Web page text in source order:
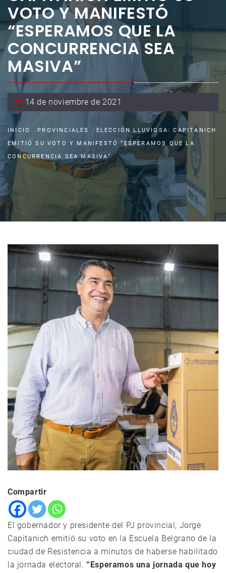
VOTO Y MANIFESTÓ
“ESPERAMOS QUE LA
CONCURRENCIA SEA
MASIVA”
14 de noviembre de 2021
INICIO PROVINCIALES
ELECCIÓN LLUVIOSA: CAPITANICH
EMITIÓ SU VOTO Y MANIFESTÓ “ESPERAMOS QUE LA
CONCURRENCIA SEA MASIVA”
Compartir
El gobernador y presidente del PJ provincial, Jorge
Capitanich emitió su voto en la Escuela Belgrano de la
ciudad de Resistencia a minutos de haberse habilitado
la jornada electoral.“Esperamos una jornada que hoy